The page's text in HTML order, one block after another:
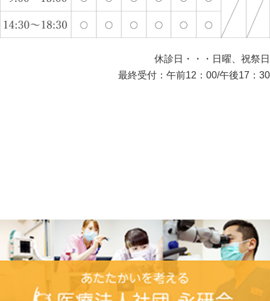
休診日・・・日曜、祝祭日
最終受付：午前12：00/午後17：30